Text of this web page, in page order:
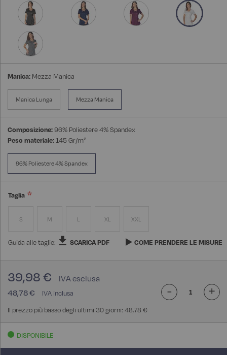
Manica: Mezza Manica
Manica Lunga Mezza Manica
Composizione:96% Poliestere 4% Spandex
Peso materiale:145 Gr/m²
96% Poliestere 4% Spandex
Taglia
S M L XL XXL
Guida alle taglie: SCARICA PDF COME PRENDERE LE MISURE
48,78 €
39,98 €
Il prezzo più basso degli ultimi 30 giorni: 48,78 €
- +
DISPONIBILE